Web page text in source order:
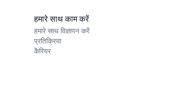
हमारे साथ काम करें
हमारे साथ विज्ञापन करें
प्रतिक्रिया
कैरियर